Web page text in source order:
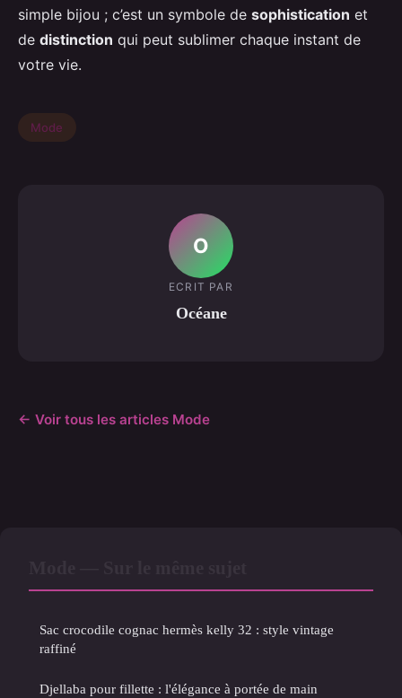
simple bijou ; c’est un symbole de sophistication et
de distinction qui peut sublimer chaque instant de
votre vie.
Mode
O
ECRIT PAR
Océane
← Voir tous les articles Mode
Sac crocodile cognac hermès kelly 32 : style vintage
raffiné
Djellaba pour fillette : l'élégance à portée de main